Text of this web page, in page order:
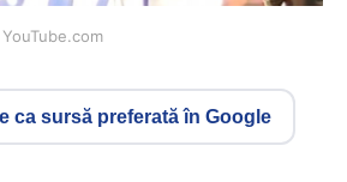
ca sursă preferată în Google